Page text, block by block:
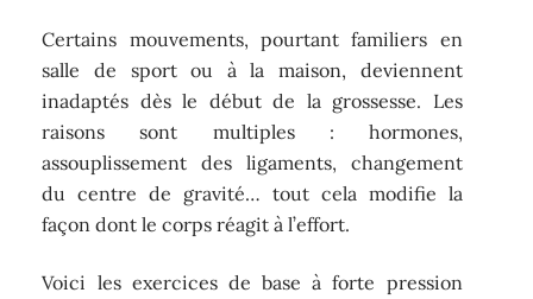
Certains mouvements, pourtant familiers en
salle de sport ou à la maison, deviennent
inadaptés dès le début de la grossesse. Les
raisons sont multiples : hormones,
assouplissement des ligaments, changement
du centre de gravité… tout cela modifie la
façon dont le corps réagit à l’effort.
Voici les exercices de base à forte pression